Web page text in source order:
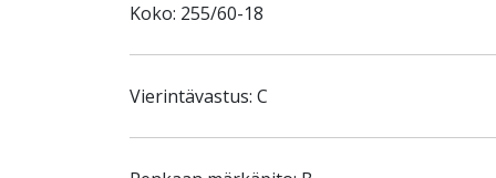
Koko: 255/60-18
Vierintävastus: C